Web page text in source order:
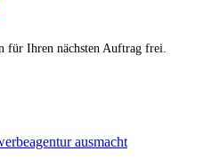
für Ihren nächsten Auftrag frei.